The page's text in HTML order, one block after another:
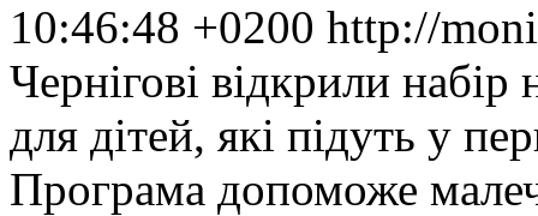
10:46:48 +0200 http://
Чернігові відкрили
для дітей, які підуть у
Програма допоможе